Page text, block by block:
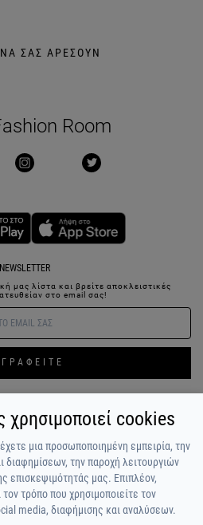
ΣΑΣ ΑΡΕΣΟΥΝ
Room
NEWSLETTER
μας λίστα και βρείτε αποκλειστικές
στο email σας!
ΑΓΑΠΗΜΕΝΑ ΕΠΙΚΟΙΝΩΝΙΑ
ΠΟΛΙΤΙΚΗ ΑΠΟΡΡΗΤΟΥ
Η ΟΜΑΔΑ
ΣΧΟΛΙΑ
ΠΕΛΑΤΩΝ
cookies
μια προσωποποιημένη εμπειρία, την
διαφημίσεων, την παροχή λειτουργιών
επισκεψιμότητάς μας. Επιπλέον,
τρόπο που χρησιμοποιείτε τον
media, διαφήμισης και αναλύσεων.